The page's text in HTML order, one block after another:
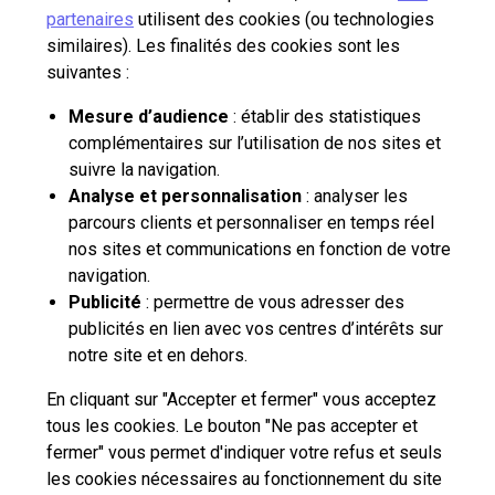
partenaires utilisent des cookies (ou technologies
similaires). Les finalités des cookies sont les
suivantes :
Mesure d’audience : établir des statistiques
complémentaires sur l’utilisation de nos sites et
suivre la navigation.
Analyse et personnalisation : analyser les
parcours clients et personnaliser en temps réel
nos sites et communications en fonction de votre
navigation.
Publicité : permettre de vous adresser des
publicités en lien avec vos centres d’intérêts sur
notre site et en dehors.
En cliquant sur "Accepter et fermer" vous acceptez
tous les cookies. Le bouton "Ne pas accepter et
fermer" vous permet d'indiquer votre refus et seuls
les cookies nécessaires au fonctionnement du site
La Poste Solutions Business est la marque B2B de La Poste, destinée aux
entreprises, collectivités et administrations publiques.
Retrouvez ici des actualités, des études de tendances, des décryptages et
innovations, des offres selon vos usages, des infos pratiques et un accès
à votre espace personnel pour gérer le développement de votre activité.
Aide et outils
Contactez-nous
pro.laposte.fr part.laposte.fr